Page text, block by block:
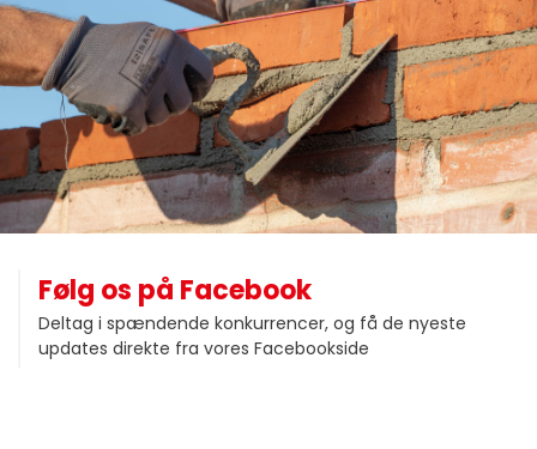
Følg os på Facebook
Deltag i spændende konkurrencer, og få de nyeste
updates direkte fra vores Facebookside